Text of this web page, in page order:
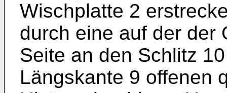
Wischplatte 2
durch eine auf der der
Seite an den Schlitz
Längskante 9 offenen